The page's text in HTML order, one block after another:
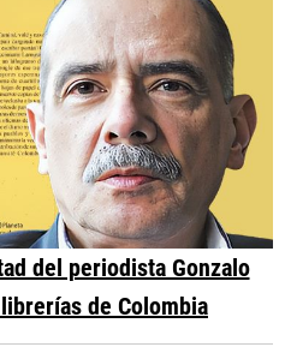
del periodista Gonzalo
de Colombia